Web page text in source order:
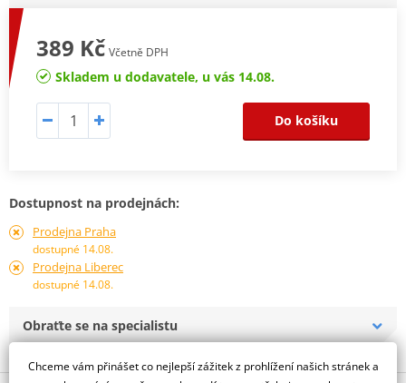
389 Kč Včetně DPH
Skladem u dodavatele, u vás 14.08.
Do košíku
Dostupnost na prodejnách:
Prodejna Praha
dostupné 14.08.
Prodejna Liberec
dostupné 14.08.
Obraťte se na specialistu
Chceme vám přinášet co nejlepší zážitek z prohlížení našich stránek a